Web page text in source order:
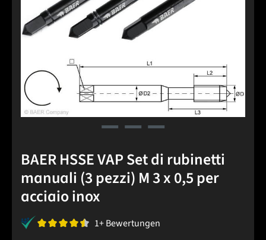
BAER HSSE VAP Set di rubinetti
manuali (3 pezzi) M 3 x 0,5 per
acciaio inox
1+ Bewertungen